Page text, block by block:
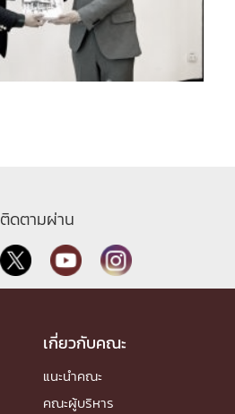
ติดตามผ่าน
เกี่ยวกับคณะ
แนะนำคณะ
คณะผู้บริหาร